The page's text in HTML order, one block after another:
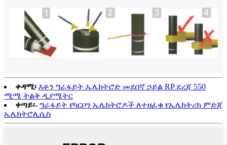
ቀዳሚ፡ እቶን ግራፋይት ኤሌክትሮድ መደበኛ ኃይል RP ደረጃ 550
ሚሜ ትልቅ ዲያሜትር
ቀጣይ፡- ግራፋይት የካርቦን ኤሌክትሮዶች ለተዘፈቁ የኤሌክትሪክ ምድጃ
ኤሌክትሮሊሲስ